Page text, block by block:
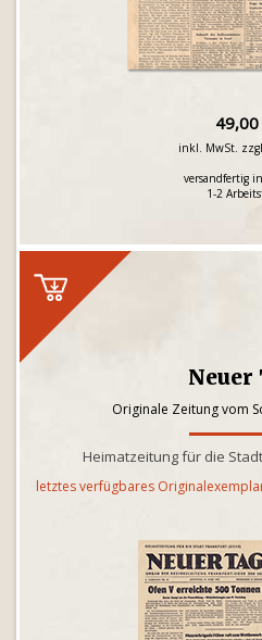
49,00
inkl. MwSt.
versandfertig
1-2
Neuer
Originale Zeitung vom
Heimatzeitung für die
letztes verfügbares